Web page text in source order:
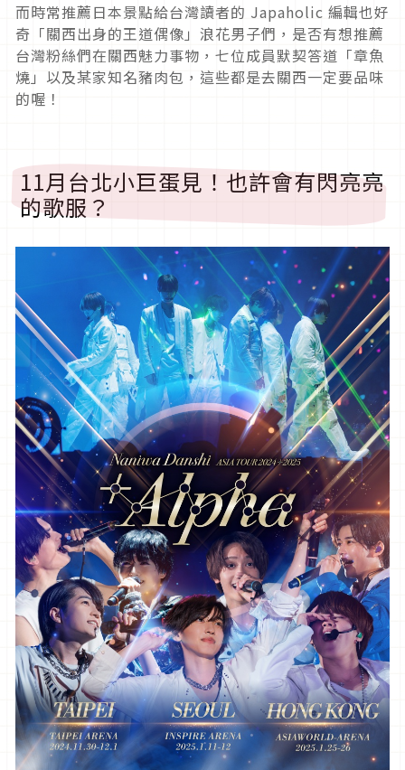
而時常推薦日本景點給台灣讀者的 Japaholic 編輯也好
奇「關西出身的王道偶像」浪花男子們，是否有想推薦
台灣粉絲們在關西魅力事物，七位成員默契答道「章魚
燒」以及某家知名豬肉包，這些都是去關西一定要品味
的喔！
11月台北小巨蛋見！也許會有閃亮亮
的歌服？